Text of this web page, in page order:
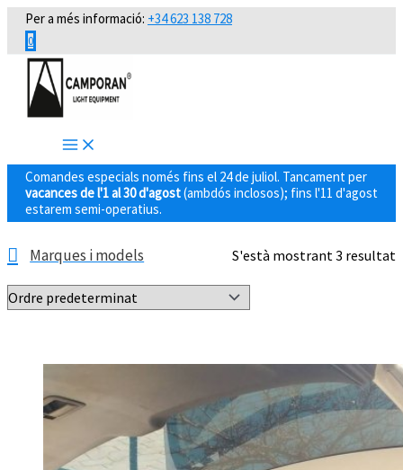
Vés
contingut
Per a més informació: +34 623 138 728
0
Comandes especials només fins el 24 de juliol. Tancament per
vacances de l'1 al 30 d'agost(ambdós inclosos); fins l'11 d'agost
estarem semi-operatius.
Marques i models S'està mostrant 3 resultat